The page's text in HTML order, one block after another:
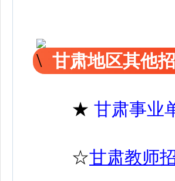
甘肃地区其他
★ 甘肃事业
☆甘肃教师